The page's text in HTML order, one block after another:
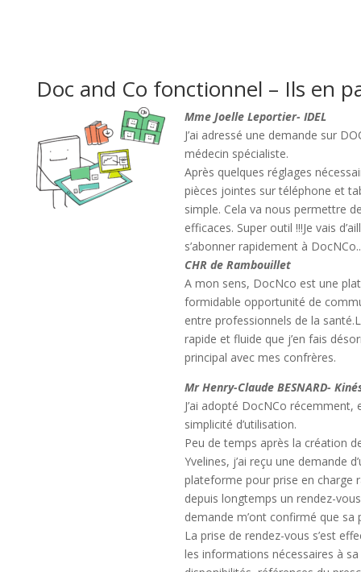
Doc and Co fonctionnel – Ils en
Mme Joelle Leportier- IDEL
J’ai adressé une demande sur
médecin spécialiste.
Après quelques réglages
pièces jointes sur téléphone et
simple. Cela va nous permettre
efficaces. Super outil !!!Je vais
s’abonner rapidement à DocNCo..
CHR de Rambouillet
A mon sens, DocNco est une
formidable opportunité de
entre professionnels de la
rapide et fluide que j’en fais
principal avec mes confrères.
Mr Henry-Claude BESNARD-
J’ai adopté DocNCo
simplicité d’utilisation.
Peu de temps après la création
Yvelines, j’ai reçu une demande
plateforme pour prise en charge
depuis longtemps un rendez-
demande m’ont confirmé que
La prise de rendez-vous s’est
les informations nécessaires à